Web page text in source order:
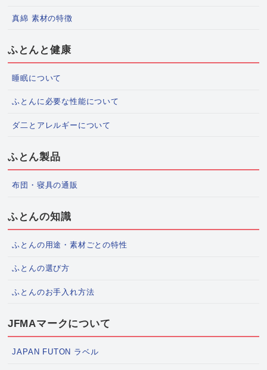
真綿 素材の特徴
ふとんと健康
睡眠について
ふとんに必要な性能について
ダ二とアレルギーについて
ふとん製品
布団・寝具の通販
ふとんの知識
ふとんの用途・素材ごとの特性
ふとんの選び方
ふとんのお手入れ方法
JFMAマークについて
JAPAN FUTON ラベル